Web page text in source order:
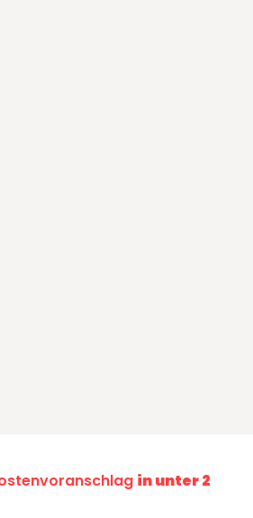
in unter 2